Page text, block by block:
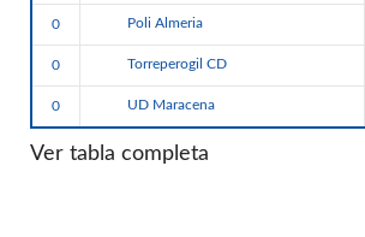
0 Poli Almeria
0 Torreperogil CD
0 UD Maracena
Ver tabla completa